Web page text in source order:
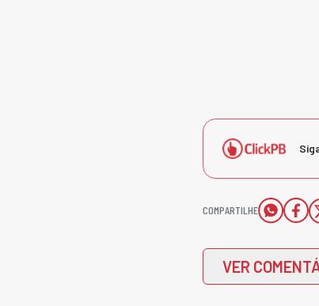
COMPARTILHE
VER